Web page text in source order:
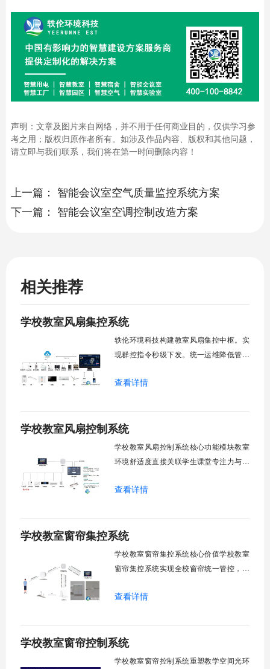
声明：文章及图片来自网络，并不用于任何商业目的，仅供学习参
考之用；版权归原作者所有。如涉及作品内容、版权和其他问题，
请立即与我们联系，我们将在第一时间删除内容！
上一篇： 智能会议室空气质量监控系统方案
下一篇： 智能会议室空调控制改造方案
相关推荐
学校教室风扇集控系统
轶伦环境科技构建教室风扇集控中枢。实
现群控指令秒级下发。统一运维降低管理
巡检盲区。保障教学环境温湿度适宜。数
块清单：远程集中控制。智能定时调度。
环境自适应调节。能耗监测统计。故障预
查看详情
学校教室风扇控制系统
学校教室风扇控制系统核心功能模块教室
环境舒适度直接关联学生课堂专注力与学
领域，打造教室风扇控制系统，实现温度
分组联动、安全防护六大模块一体化运
行，为学校提供精细化风扇管理方案。
查看详情
学校教室窗帘集控系统
学校教室窗帘集控系统核心价值学校教室
窗帘集控系统实现全校窗帘统一管控，提
能化改造后，一键完成全校窗帘开合，节
生视力健康，营造舒适教学环境。节能减
排效果显著，延长窗帘使用寿命，降低学
查看详情
学校教室窗帘控制系统
学校教室窗帘控制系统重塑教学空间光环